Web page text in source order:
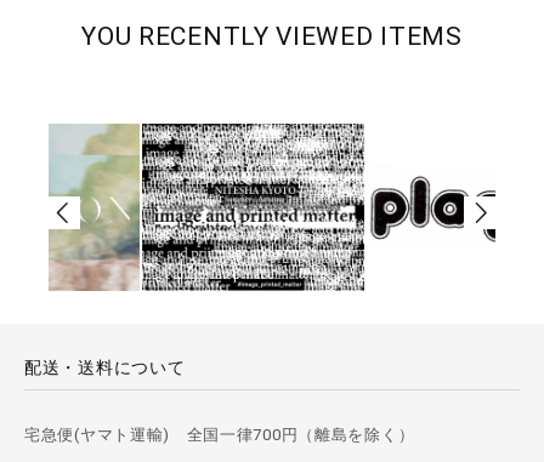
YOU RECENTLY VIEWED ITEMS
配送・送料について
宅急便(ヤマト運輸) 全国一律700円（離島を除く）